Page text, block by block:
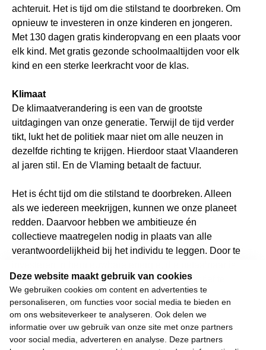
Deze website maakt gebruik van cookies
We gebruiken cookies om content en advertenties te
personaliseren, om functies voor social media te bieden en
om ons websiteverkeer te analyseren. Ook delen we
informatie over uw gebruik van onze site met onze partners
voor social media, adverteren en analyse. Deze partners
achteruit. Het is tijd om die stilstand te doorbreken. Om
opnieuw te investeren in onze kinderen en jongeren.
Met 130 dagen gratis kinderopvang en een plaats voor
elk kind. Met gratis gezonde schoolmaaltijden voor elk
kind en een sterke leerkracht voor de klas.
Klimaat
De klimaatverandering is een van de grootste
uitdagingen van onze generatie. Terwijl de tijd verder
tikt, lukt het de politiek maar niet om alle neuzen in
dezelfde richting te krijgen. Hierdoor staat Vlaanderen
al jaren stil. En de Vlaming betaalt de factuur.
Het is écht tijd om die stilstand te doorbreken. Alleen
als we iedereen meekrijgen, kunnen we onze planeet
redden. Daarvoor hebben we ambitieuze én
collectieve maatregelen nodig in plaats van alle
verantwoordelijkheid bij het individu te leggen. Door te
voor iedereen. En door onze woningen collectief te
renoveren, zodat de netbeheerder de factuur
voorschiet.
Wij weigeren ons neer te leggen bij stilstand en